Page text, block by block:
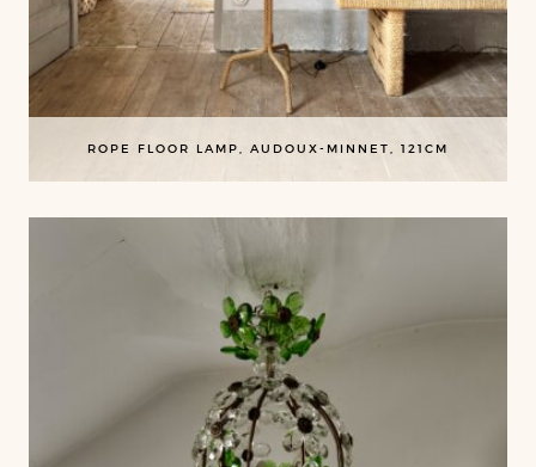
ROPE FLOOR LAMP, AUDOUX-MINNET, 121CM